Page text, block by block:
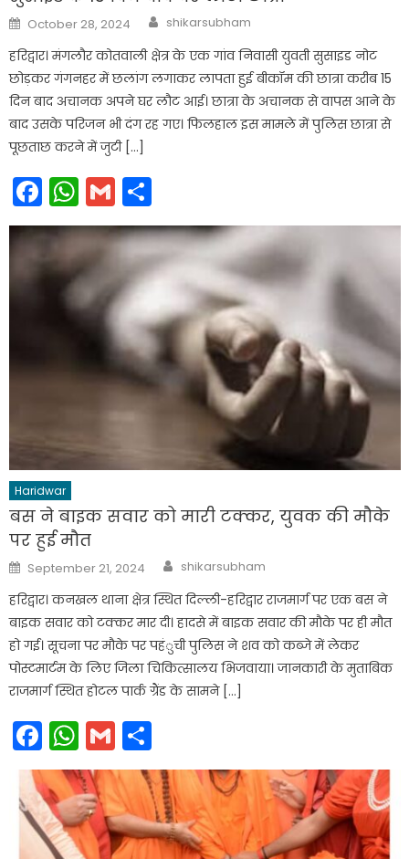
Posted
on
October 28, 2024 Author
shikarsubham
हरिद्वार। मंगलौर कोतवाली क्षेत्र के एक गांव निवासी युवती सुसाइड नोट
छोड़कर गंगनहर में छलांग लगाकर लापता हुई बीकॉम की छात्रा करीब 15
दिन बाद अचानक अपने घर लौट आई। छात्रा के अचानक से वापस आने के
बाद उसके परिजन भी दंग रह गए। फिलहाल इस मामले में पुलिस छात्रा से
पूछताछ करने में जुटी […]
Facebook
WhatsApp
Gmail
Haridwar
बस ने बाइक सवार को मारी टक्कर, युवक की मौके
पर हुई मौत
Posted
on
September 21, 2024 Author
shikarsubham
हरिद्वार। कनखल थाना क्षेत्र स्थित दिल्ली-हरिद्वार राजमार्ग पर एक बस ने
बाइक सवार को टक्कर मार दी। हादसे में बाइक सवार की मौके पर ही मौत
हो गई। सूचना पर मौके पर पहंुची पुलिस ने शव को कब्जे में लेकर
पोस्टमार्टम के लिए जिला चिकित्सालय भिजवाया। जानकारी के मुताबिक
राजमार्ग स्थित होटल पार्क ग्रैंड के सामने […]
Facebook
WhatsApp
Gmail